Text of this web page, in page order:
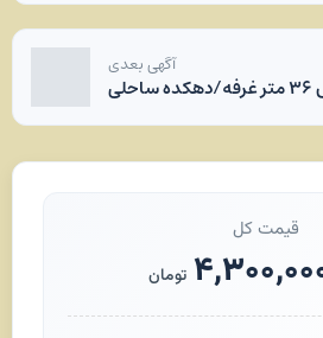
آگهی بعدی
قیمت کل
تومان